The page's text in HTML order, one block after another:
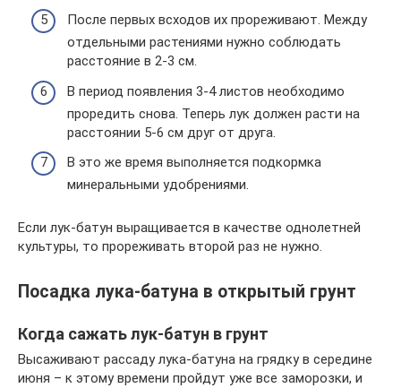
После первых всходов их прореживают. Между
отдельными растениями нужно соблюдать
расстояние в 2-3 см.
В период появления 3-4 листов необходимо
проредить снова. Теперь лук должен расти на
расстоянии 5-6 см друг от друга.
В это же время выполняется подкормка
минеральными удобрениями.
Если лук-батун выращивается в качестве однолетней
культуры, то прореживать второй раз не нужно.
Посадка лука-батуна в открытый грунт
Когда сажать лук-батун в грунт
Высаживают рассаду лука-батуна на грядку в середине
июня – к этому времени пройдут уже все заморозки, и